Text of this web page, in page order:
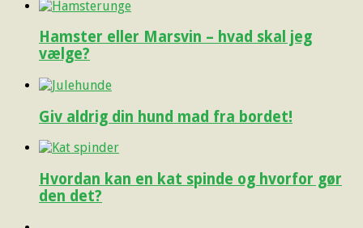
Hamster eller Marsvin – hvad skal jeg
vælge?
Giv aldrig din hund mad fra bordet!
Hvordan kan en kat spinde og hvorfor gør
den det?